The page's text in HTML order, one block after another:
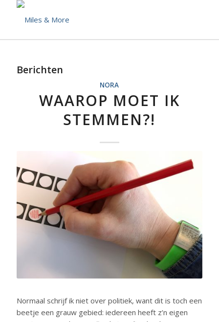
Berichten
NORA
WAAROP MOET IK
STEMMEN?!
Normaal schrijf ik niet over politiek, want dit is toch een
beetje een grauw gebied: iedereen heeft z’n eigen